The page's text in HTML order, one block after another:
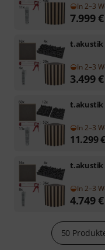
In 2–3
7.999€
t.akustik
In 2–3
3.499€
t.akustik
In 2–3
11.299€
t.akustik
In 2–3
4.749€
50